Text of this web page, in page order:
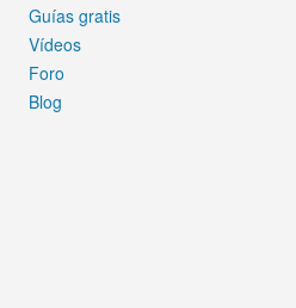
Guías gratis
Vídeos
Foro
Blog